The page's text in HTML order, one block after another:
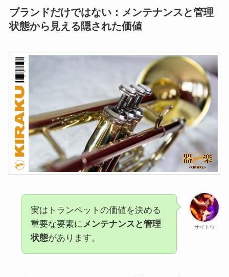
ブランドだけではない：メンテナンスと管理
状態から見える隠された価値
サイトウ
実はトランペットの価値を決める
重要な要素にメンテナンスと管理
状態があります。